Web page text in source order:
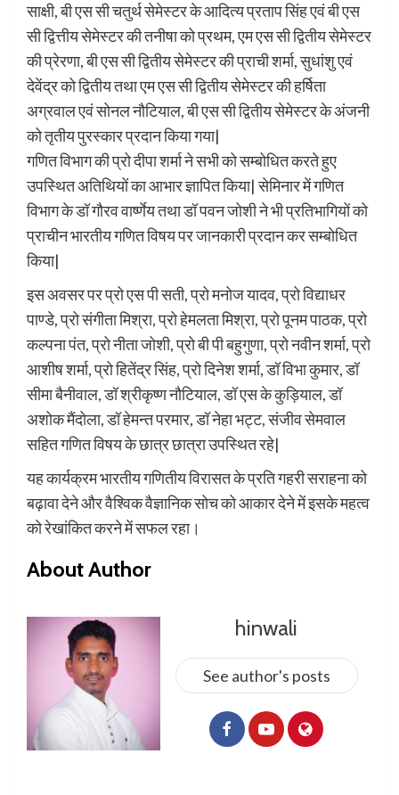
साक्षी, बी एस सी चतुर्थ सेमेस्टर के आदित्य प्रताप सिंह एवं बी एस
सी द्वित्तीय सेमेस्टर की तनीषा को प्रथम, एम एस सी द्वितीय सेमेस्टर
की प्रेरणा, बी एस सी द्वितीय सेमेस्टर की प्राची शर्मा, सुधांशु एवं
देवेंद्र को द्वितीय तथा एम एस सी द्वितीय सेमेस्टर की हर्षिता
अग्रवाल एवं सोनल नौटियाल, बी एस सी द्वितीय सेमेस्टर के अंजनी
को तृतीय पुरस्कार प्रदान किया गया|
गणित विभाग की प्रो दीपा शर्मा ने सभी को सम्बोधित करते हुए
उपस्थित अतिथियों का आभार ज्ञापित किया| सेमिनार में गणित
विभाग के डॉ गौरव वार्ष्णेय तथा डॉ पवन जोशी ने भी प्रतिभागियों को
प्राचीन भारतीय गणित विषय पर जानकारी प्रदान कर सम्बोधित
किया|
इस अवसर पर प्रो एस पी सती, प्रो मनोज यादव, प्रो विद्याधर
पाण्डे, प्रो संगीता मिश्रा, प्रो हेमलता मिश्रा, प्रो पूनम पाठक, प्रो
कल्पना पंत, प्रो नीता जोशी, प्रो बी पी बहुगुणा, प्रो नवीन शर्मा, प्रो
आशीष शर्मा, प्रो हितेंद्र सिंह, प्रो दिनेश शर्मा, डॉ विभा कुमार, डॉ
सीमा बैनीवाल, डॉ श्रीकृष्ण नौटियाल, डॉ एस के कुड़ियाल, डॉ
अशोक मैंदोला, डॉ हेमन्त परमार, डॉ नेहा भट्ट, संजीव सेमवाल
सहित गणित विषय के छात्र छात्रा उपस्थित रहे|
यह कार्यक्रम भारतीय गणितीय विरासत के प्रति गहरी सराहना को
बढ़ावा देने और वैश्विक वैज्ञानिक सोच को आकार देने में इसके महत्व
को रेखांकित करने में सफल रहा।
About Author
hinwali
See author's posts